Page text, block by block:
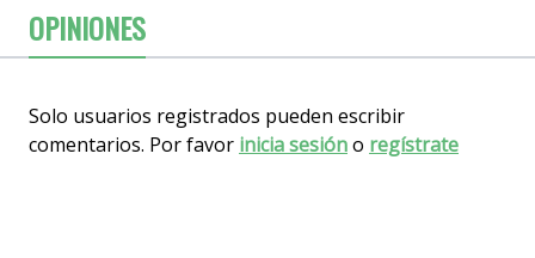
OPINIONES
Solo usuarios registrados pueden escribir
comentarios. Por favor inicia sesióno regístrate